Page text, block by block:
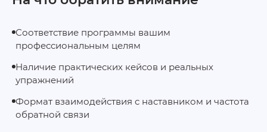
Соответствие программы вашим
профессиональным целям
Наличие практических кейсов и реальных
упражнений
Формат взаимодействия с наставником и частота
обратной связи